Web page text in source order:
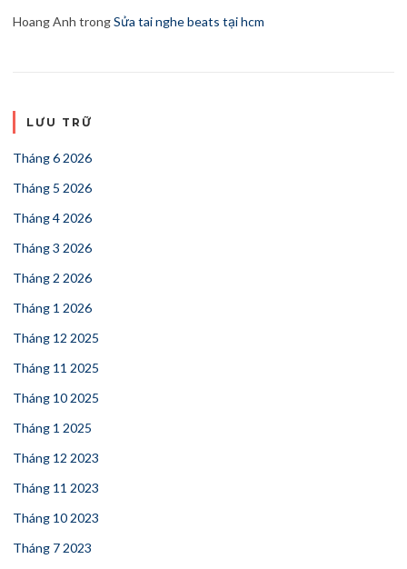
Hoang Anh trongSửa tai nghe beats tại hcm
LƯU TRỮ
Tháng 6 2026
Tháng 5 2026
Tháng 4 2026
Tháng 3 2026
Tháng 2 2026
Tháng 1 2026
Tháng 12 2025
Tháng 11 2025
Tháng 10 2025
Tháng 1 2025
Tháng 12 2023
Tháng 11 2023
Tháng 10 2023
Tháng 7 2023